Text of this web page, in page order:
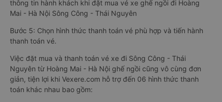
thông tin hành khách khi đặt mua vé xe ghế ngồi đi Hoàng
Mai - Hà Nội Sông Công - Thái Nguyên
Bước 5: Chọn hình thức thanh toán vé phù hợp và tiến hành
thanh toán vé.
Việc đặt mua và thanh toán vé xe đi Sông Công - Thái
Nguyên từ Hoàng Mai - Hà Nội ghế ngồi cũng vô cùng đơn
giản, tiện lợi khi Vexere.com hỗ trợ đến 06 hình thức thanh
toán khác nhau bao gồm: